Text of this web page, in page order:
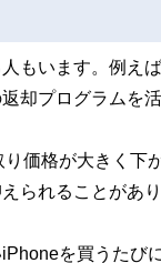
もいます。例え
却プログラムを活
価格が大きく下
られることがあり
を買うたび